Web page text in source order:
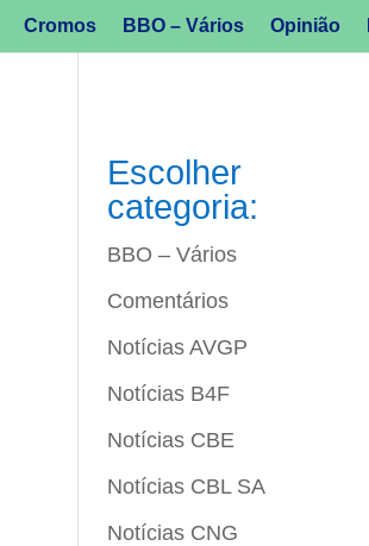
Cromos BBO – Vários Opinião
Escolher
categoria:
BBO – Vários
Comentários
Notícias AVGP
Notícias B4F
Notícias CBE
Notícias CBL SA
Notícias CNG